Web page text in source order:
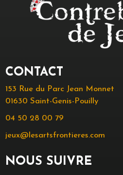
CONTACT
153 Rue du Parc Jean Monnet
01630 Saint-Genis-Pouilly
04 50 28 00 79
jeux@lesartsfrontieres.com
NOUS SUIVRE